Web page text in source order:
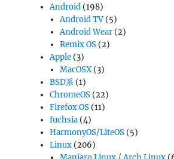
Android (198)
Android TV(5)
Android Wear(2)
Remix OS(2)
Apple (3)
MacOSX(3)
BSD系 (1)
ChromeOS (22)
Firefox OS (11)
fuchsia (4)
HarmonyOS/LiteOS (5)
Linux (206)